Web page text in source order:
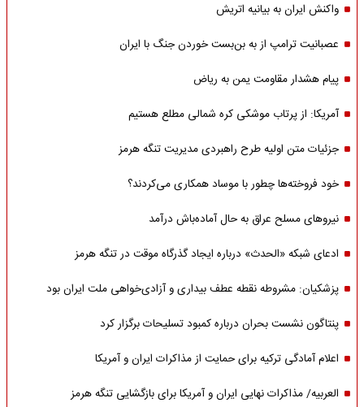
واکنش ایران به بیانیه اتریش
عصبانیت ترامپ از به بن‌بست خوردن جنگ با ایران
پیام هشدار مقاومت یمن به ریاض
آمریکا: از پرتاب موشکی کره شمالی مطلع هستیم
جزئیات متن اولیه طرح راهبردی مدیریت تنگه هرمز
خود فروخته‌ها چطور با موساد همکاری می‌کردند؟
نیروهای مسلح عراق به حال آماده‌باش درآمد
ادعای شبکه «الحدث» درباره ایجاد گذرگاه موقت در تنگه هرمز
پزشکیان: مشروطه نقطه عطف بیداری و آزادی‌خواهی ملت ایران بود
پنتاگون نشست بحران درباره کمبود تسلیحات برگزار کرد
اعلام آمادگی ترکیه برای حمایت از مذاکرات ایران و آمریکا
العربیه/ مذاکرات نهایی ایران و آمریکا برای بازگشایی تنگه هرمز